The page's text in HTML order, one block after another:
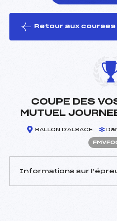
le ski
Retour aux courses
COUPE DES
MUTUEL
BALLON D'ALSACE
Informations sur